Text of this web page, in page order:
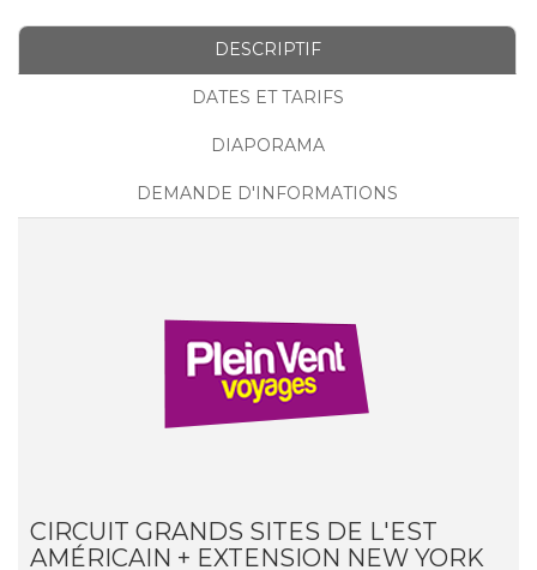
DESCRIPTIF
DATES ET TARIFS
DIAPORAMA
DEMANDE D'INFORMATIONS
CIRCUIT GRANDS SITES DE L'EST
AMÉRICAIN + EXTENSION NEW YORK